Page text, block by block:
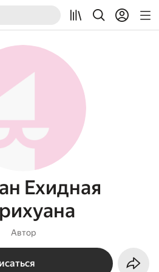
Ехидная
Автор